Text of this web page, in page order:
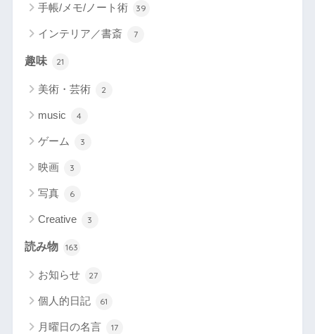
手帳/メモ/ノート術 39
インテリア／書斎 7
趣味 21
美術・芸術 2
music 4
ゲーム 3
映画 3
写真 6
Creative 3
読み物 163
お知らせ 27
個人的日記 61
月曜日の名言 17